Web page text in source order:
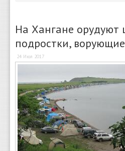
Новости
Справочник
Погода
О сайте
На Хангане орудуют
подростки,
24 Июл 2017